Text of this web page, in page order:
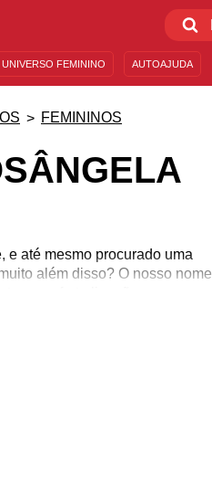
UNIVERSO FEMININO AUTOAJUDA
FEMININOS
e até mesmo procurado uma
além disso? O nosso nome
uma forte ligação com a
de Rosângela, que carrega o
representam a mulher que